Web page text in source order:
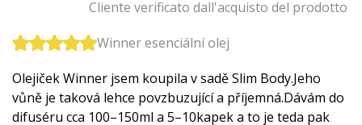
Cliente verificato dall'acquisto del prodotto
Winner esenciální olej
Olejiček Winner jsem koupila v sadě Slim Body.Jeho
vůně je taková lehce povzbuzující a příjemná.Dávám do
difuséru cca 100–150ml a 5–10kapek a to je teda pak